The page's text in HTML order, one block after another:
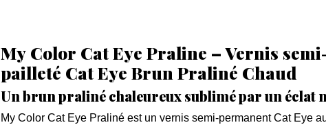
My Color Cat Eye Praline – Vernis
pailleté Cat Eye Brun Praliné Chaud
Un brun praliné chaleureux sublimé par un éclat
My Color Cat Eye Praliné est un vernis semi-permanent Cat Eye